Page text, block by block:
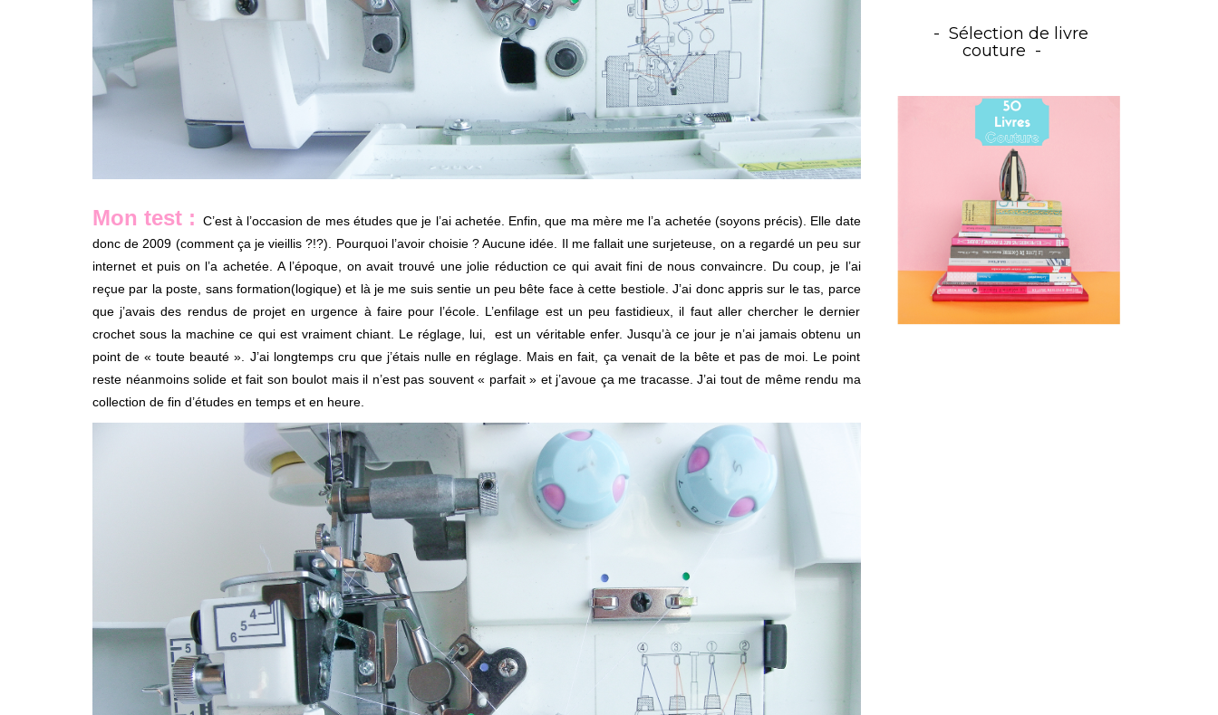
Mon test :
C’est à l’occasion de mes études que je l’ai achetée. Enfin, que ma mère me l’a achetée (soyons précis). Elle date
donc de 2009 (comment ça je vieillis ?!?). Pourquoi l’avoir choisie ? Aucune idée. Il me fallait une surjeteuse, on a regardé un peu sur
internet et puis on l’a achetée. A l’époque, on avait trouvé une jolie réduction ce qui avait fini de nous convaincre. Du coup, je l’ai
reçue par la poste, sans formation(logique) et là je me suis sentie un peu bête face à cette bestiole. J’ai donc appris sur le tas, parce
que j’avais des rendus de projet en urgence à faire pour l’école. L’enfilage est un peu fastidieux, il faut aller chercher le dernier
crochet sous la machine ce qui est vraiment chiant. Le réglage, lui, est un véritable enfer. Jusqu’à ce jour je n’ai jamais obtenu un
point de « toute beauté ». J’ai longtemps cru que j’étais nulle en réglage. Mais en fait, ça venait de la bête et pas de moi. Le point
reste néanmoins solide et fait son boulot mais il n’est pas souvent « parfait » et j’avoue ça me tracasse. J’ai tout de même rendu ma
collection de fin d’études en temps et en heure.
Sélection de livre
couture